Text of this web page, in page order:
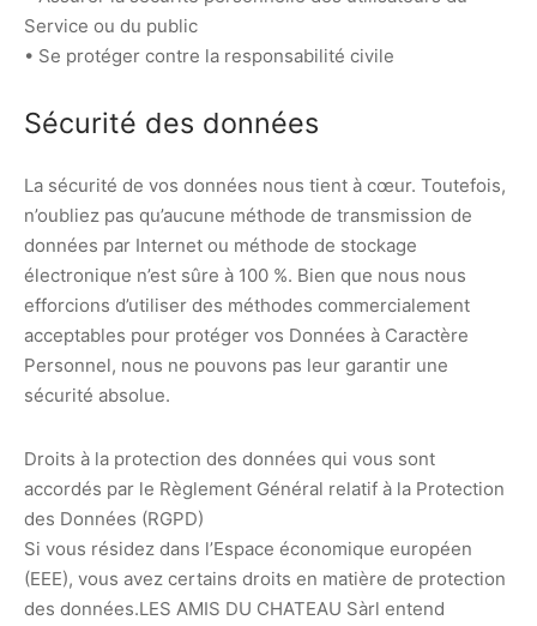
Service ou du public
• Se protéger contre la responsabilité civile
Sécurité des données
La sécurité de vos données nous tient à cœur. Toutefois,
n’oubliez pas qu’aucune méthode de transmission de
données par Internet ou méthode de stockage
électronique n’est sûre à 100 %. Bien que nous nous
efforcions d’utiliser des méthodes commercialement
acceptables pour protéger vos Données à Caractère
Personnel, nous ne pouvons pas leur garantir une
sécurité absolue.
Droits à la protection des données qui vous sont
accordés par le Règlement Général relatif à la Protection
des Données (RGPD)
Si vous résidez dans l’Espace économique européen
(EEE), vous avez certains droits en matière de protection
des données.LES AMIS DU CHATEAU Sàrl entend